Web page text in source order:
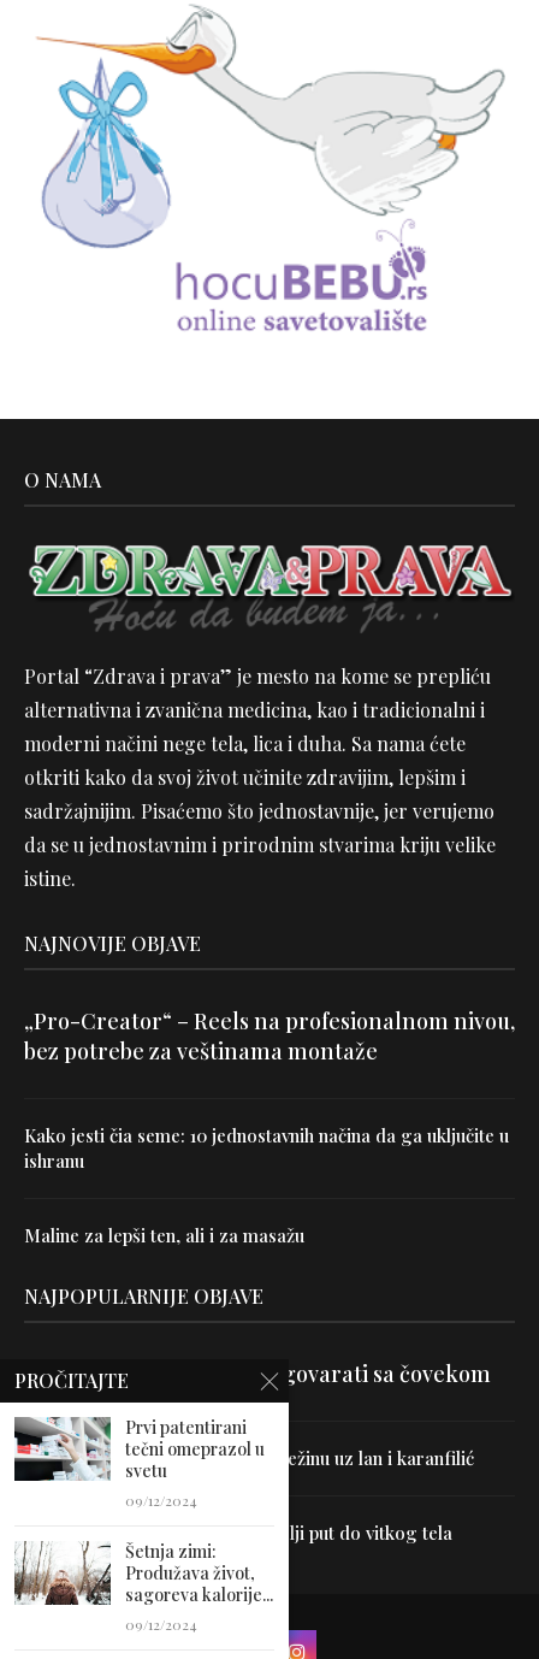
O NAMA
Portal “Zdrava i prava” je mesto na kome se prepliću
alternativna i zvanična medicina, kao i tradicionalni i
moderni načini nege tela, lica i duha. Sa nama ćete
otkriti kako da svoj život učinite zdravijim, lepšim i
sadržajnijim. Pisaćemo što jednostavnije, jer verujemo
da se u jednostavnim i prirodnim stvarima kriju velike
istine.
NAJNOVIJE OBJAVE
„Pro-Creator“ – Reels na profesionalnom nivou,
bez potrebe za veštinama montaže
Kako jesti čia seme: 10 jednostavnih načina da ga uključite u
ishranu
Maline za lepši ten, ali i za masažu
NAJPOPULARNIJE OBJAVE
Velika je veština znati razgovarati sa čovekom
Uništite parazite i normalizujte težinu uz lan i karanfilić
Dr Hajder: Akupunktura je najbolji put do vitkog tela
PROČITAJTE
Prvi patentirani
tečni omeprazol u
svetu
09/12/2024
Šetnja zimi:
Produžava život,
sagoreva kalorije...
09/12/2024